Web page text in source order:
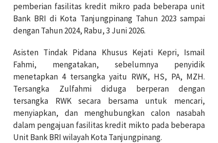
pemberian fasilitas kredit mikro pada beberapa unit
Bank BRI di Kota Tanjungpinang Tahun 2023 sampai
dengan Tahun 2024, Rabu, 3 Juni 2026.
Asisten Tindak Pidana Khusus Kejati Kepri, Ismail
Fahmi, mengatakan, sebelumnya penyidik
menetapkan 4 tersangka yaitu RWK, HS, PA, MZH.
Tersangka Zulfahmi diduga berperan dengan
tersangka RWK secara bersama untuk mencari,
menyiapkan, dan menghubungkan calon nasabah
dalam pengajuan fasilitas kredit mikto pada beberapa
Unit Bank BRI wilayah Kota Tanjungpinang.